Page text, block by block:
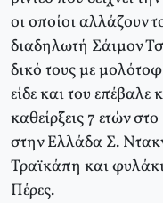
οι οποίοι αλλάζουν
διαδηλωτή Σάιμον
δικό τους με
είδε και του επέβαλε
καθείρξεις 7 ετών
στην Ελλάδα Σ.
Τραϊκάπη και
Πέρες.